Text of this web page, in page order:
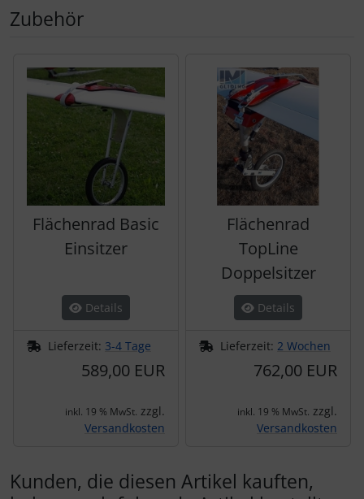
Zubehör
Flächenrad Basic
Einsitzer
Details
Lieferzeit: 3-4 Tage
589,00 EUR
inkl. 19 % MwSt. zzgl.
Versandkosten
Flächenrad
TopLine
Doppelsitzer
Details
Lieferzeit: 2 Wochen
762,00 EUR
inkl. 19 % MwSt. zzgl.
Versandkosten
Kunden, die diesen Artikel kauften,